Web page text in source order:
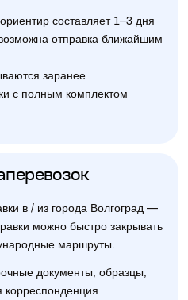
составляет 1–3 дня
отправка ближайшим
заранее
с полным комплектом
в / из города Волгоград —
можно быстро закрывать
маршруты.
документы, образцы,